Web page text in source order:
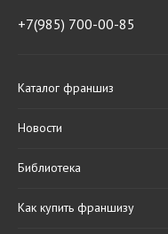
+7(985) 700-00-85
Каталог франшиз
Новости
Библиотека
Как купить франшизу